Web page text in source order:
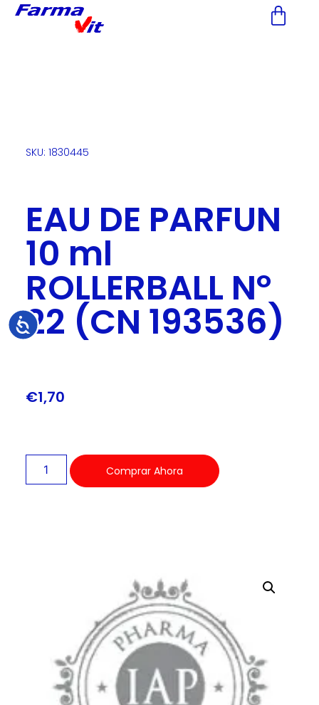
Nota:
accesibilidad.
Accesibilidad
SKU: 1830445
EAU DE PARFUN
10 ml
ROLLERBALL Nº
22 (CN 193536)
€1,70
Comprar Ahora